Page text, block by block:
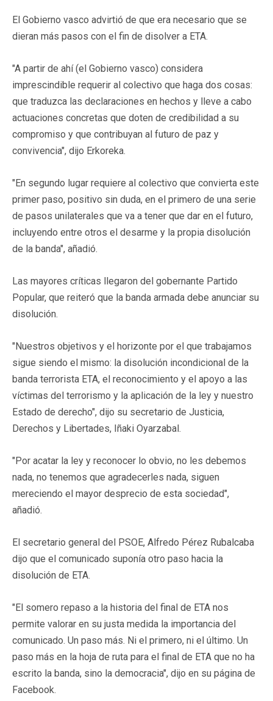
El Gobierno vasco advirtió de que era necesario que se
dieran más pasos con el fin de disolver a ETA.
"A partir de ahí (el Gobierno vasco) considera
imprescindible requerir al colectivo que haga dos cosas:
que traduzca las declaraciones en hechos y lleve a cabo
actuaciones concretas que doten de credibilidad a su
compromiso y que contribuyan al futuro de paz y
convivencia", dijo Erkoreka.
"En segundo lugar requiere al colectivo que convierta este
primer paso, positivo sin duda, en el primero de una serie
de pasos unilaterales que va a tener que dar en el futuro,
incluyendo entre otros el desarme y la propia disolución
de la banda", añadió.
Las mayores críticas llegaron del gobernante Partido
Popular, que reiteró que la banda armada debe anunciar su
disolución.
"Nuestros objetivos y el horizonte por el que trabajamos
sigue siendo el mismo: la disolución incondicional de la
banda terrorista ETA, el reconocimiento y el apoyo a las
víctimas del terrorismo y la aplicación de la ley y nuestro
Estado de derecho", dijo su secretario de Justicia,
Derechos y Libertades, Iñaki Oyarzabal.
"Por acatar la ley y reconocer lo obvio, no les debemos
nada, no tenemos que agradecerles nada, siguen
mereciendo el mayor desprecio de esta sociedad",
añadió.
El secretario general del PSOE, Alfredo Pérez Rubalcaba
dijo que el comunicado suponía otro paso hacia la
disolución de ETA.
"El somero repaso a la historia del final de ETA nos
permite valorar en su justa medida la importancia del
comunicado. Un paso más. Ni el primero, ni el último. Un
paso más en la hoja de ruta para el final de ETA que no ha
escrito la banda, sino la democracia", dijo en su página de
Facebook.